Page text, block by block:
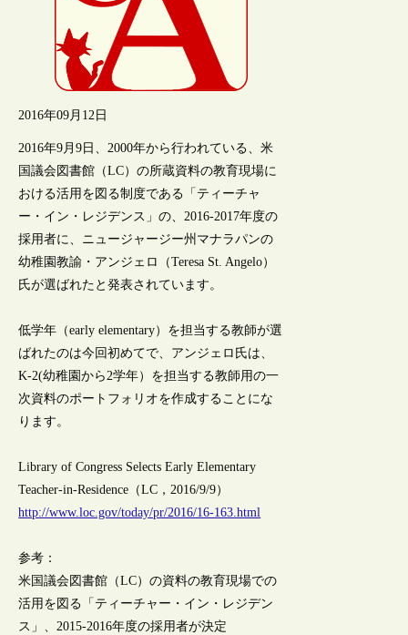
2016年09月12日
2016年9月9日、2000年から行われている、米
国議会図書館（LC）の所蔵資料の教育現場に
おける活用を図る制度である「ティーチャ
ー・イン・レジデンス」の、2016-2017年度の
採用者に、ニュージャージー州マナラパンの
幼稚園教諭・アンジェロ（Teresa St. Angelo）
氏が選ばれたと発表されています。
低学年（early elementary）を担当する教師が選
ばれたのは今回初めてで、アンジェロ氏は、
K-2(幼稚園から2学年）を担当する教師用の一
次資料のポートフォリオを作成することにな
ります。
Library of Congress Selects Early Elementary
Teacher-in-Residence（LC，2016/9/9）
http://www.loc.gov/today/pr/2016/16-163.html
参考：
米国議会図書館（LC）の資料の教育現場での
活用を図る「ティーチャー・イン・レジデン
ス」、2015-2016年度の採用者が決定